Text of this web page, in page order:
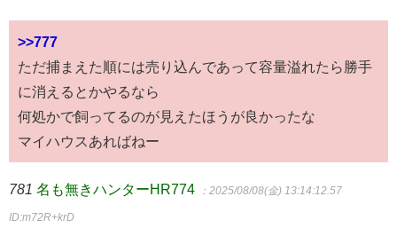
>>777
ただ捕まえた順には売り込んであって容量溢れたら勝手
に消えるとかやるなら
何処かで飼ってるのが見えたほうが良かったな
マイハウスあればねー
781 名も無きハンターHR774 ：2025/08/08(金) 13:14:12.57
ID:m72R+krD